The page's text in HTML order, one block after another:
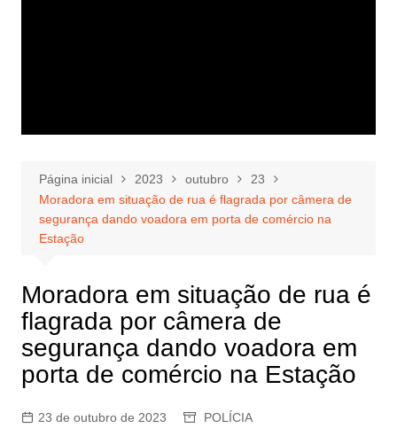
Página inicial 2023 outubro
23
Moradora em situação de rua é flagrada por câmera de
segurança dando voadora em porta de comércio na
Estação
Moradora em situação de rua é
flagrada por câmera de
segurança dando voadora em
porta de comércio na Estação
23 de outubro de 2023 POLÍCIA